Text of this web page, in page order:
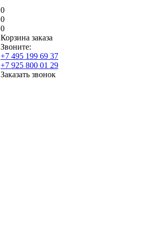
0
0
0
Корзина заказа
Звоните:
+7 495 199 69 37
+7 925 800 01 29
Заказать звонок